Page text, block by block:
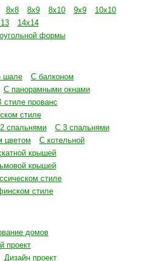
8х8 8х9 8х10 9х9
10х10
14х14
формы
шале
С балконом
С панорамными окнами
стиле прованс
стиле
спальнями
С 3 спальнями
цветом
С котельной
крышей
крышей
стиле
стиле
домов
проект
Дизайн проект